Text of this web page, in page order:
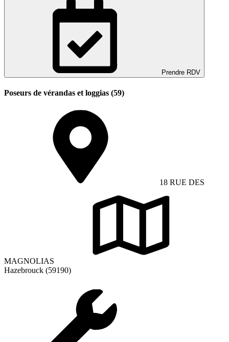
Prendre RDV
Poseurs de vérandas et loggias (59)
18 RUE DES
MAGNOLIAS
Hazebrouck (59190)